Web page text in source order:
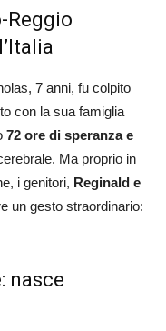
Reggio
7 anni, fu colpito
con la sua famiglia
72 ore di speranza e
Ma proprio in
i genitori, Reginald e
un gesto straordinario:
nasce